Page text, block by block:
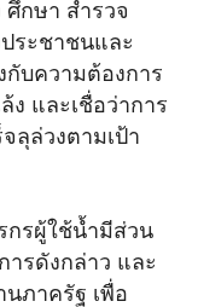
ศึกษา สำรวจ
ระชาชนและ
กับความต้องการ
และเชื่อว่าการ
ลุล่วงตามเป้า
กรผู้ใช้น้ำมีส่วน
ารดังกล่าว และ
ภาครัฐ เพื่อ